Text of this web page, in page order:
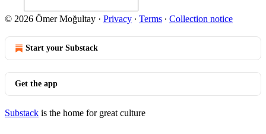
© 2026 Ömer Moğultay · Privacy ∙ Terms ∙ Collection notice
Start your Substack
Get the app
Substack is the home for great culture